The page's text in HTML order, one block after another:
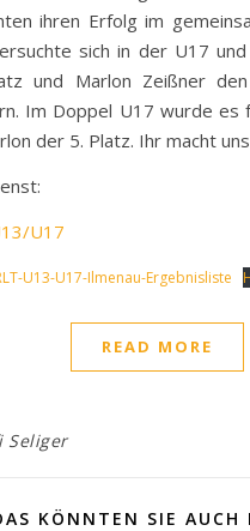
ihren Erfolg im
sich in der U17
und Marlon Zeißner
Im Doppel U17 wurde es
der 5. Platz. Ihr macht
U17
U13-U17-Ilmenau-Ergebnisliste
READ MORE
Seliger
KÖNNTEN SIE AUCH